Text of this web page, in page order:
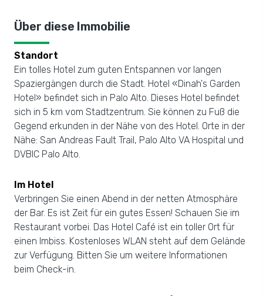
Über diese Immobilie
Standort
Ein tolles Hotel zum guten Entspannen vor langen
Spaziergängen durch die Stadt. Hotel «Dinah's Garden
Hotel» befindet sich in Palo Alto. Dieses Hotel befindet
sich in 5 km vom Stadtzentrum. Sie können zu Fuß die
Gegend erkunden in der Nähe von des Hotel. Orte in der
Nähe: San Andreas Fault Trail, Palo Alto VA Hospital und
DVBIC Palo Alto.
Im Hotel
Verbringen Sie einen Abend in der netten Atmosphäre
der Bar. Es ist Zeit für ein gutes Essen! Schauen Sie im
Restaurant vorbei. Das Hotel Café ist ein toller Ort für
einen Imbiss. Kostenloses WLAN steht auf dem Gelände
zur Verfügung. Bitten Sie um weitere Informationen
beim Check-in.